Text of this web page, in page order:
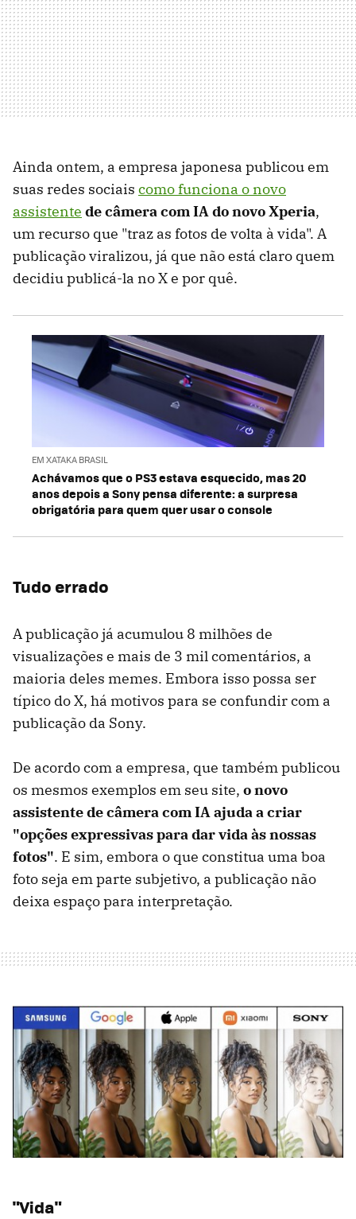
Ainda ontem, a empresa japonesa publicou em
suas redes sociais como funciona o novo
assistente de câmera com IA do novo Xperia,
um recurso que "traz as fotos de volta à vida". A
publicação viralizou, já que não está claro quem
decidiu publicá-la no X e por quê.
EM XATAKA BRASIL
Achávamos que o PS3 estava esquecido, mas 20
anos depois a Sony pensa diferente: a surpresa
obrigatória para quem quer usar o console
Tudo errado
A publicação já acumulou 8 milhões de
visualizações e mais de 3 mil comentários, a
maioria deles memes. Embora isso possa ser
típico do X, há motivos para se confundir com a
publicação da Sony.
De acordo com a empresa, que também publicou
os mesmos exemplos em seu site, o novo
assistente de câmera com IA ajuda a criar
"opções expressivas para dar vida às nossas
fotos". E sim, embora o que constitua uma boa
foto seja em parte subjetivo, a publicação não
deixa espaço para interpretação.
"Vida"